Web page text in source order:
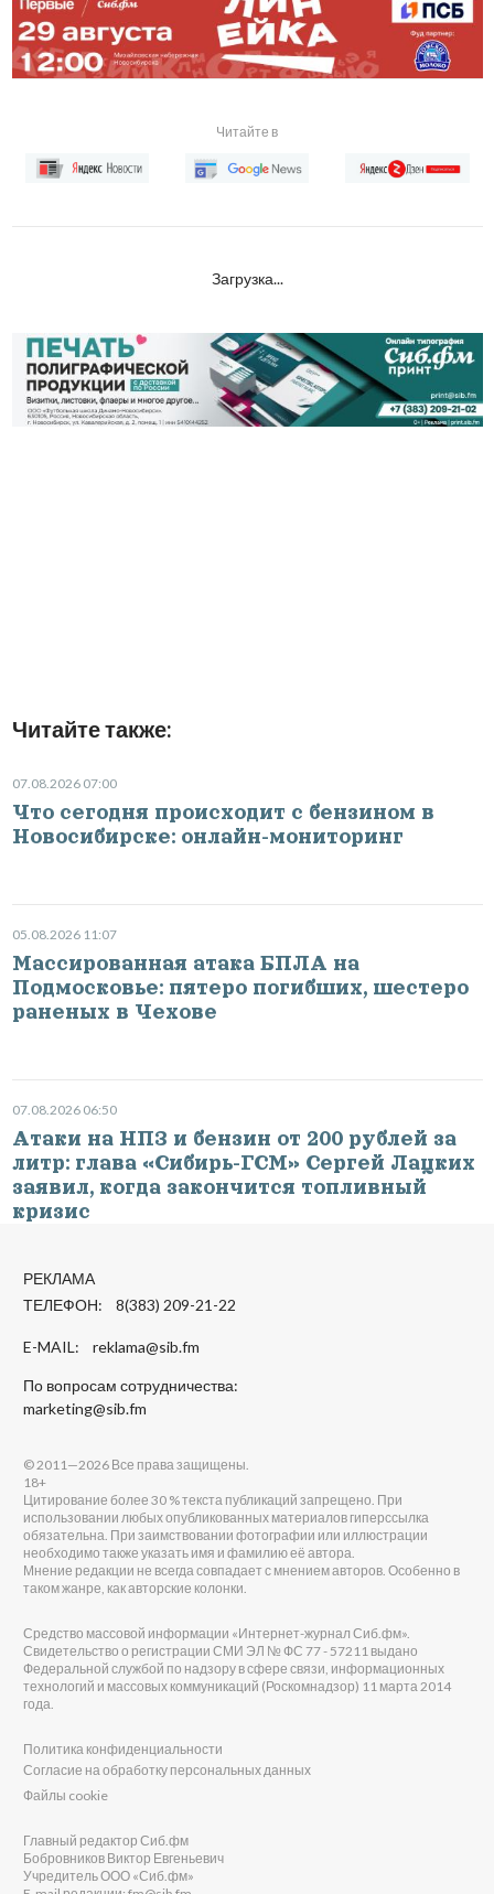
Читайте в
Загрузка...
Читайте также:
07.08.2026 07:00
Что сегодня происходит с бензином в
Новосибирске: онлайн-мониторинг
05.08.2026 11:07
Массированная атака БПЛА на
Подмосковье: пятеро погибших, шестеро
раненых в Чехове
07.08.2026 06:50
Атаки на НПЗ и бензин от 200 рублей за
литр: глава «Сибирь-ГСМ» Сергей Лацких
заявил, когда закончится топливный
кризис
РЕКЛАМА
ТЕЛЕФОН: 8(383) 209-21-22
E-MAIL: reklama@sib.fm
По вопросам сотрудничества:
marketing@sib.fm
© 2011—2026 Все права защищены.
18+
Цитирование более 30 % текста публикаций запрещено. При
использовании любых опубликованных материалов гиперссылка
обязательна. При заимствовании фотографии или иллюстрации
необходимо также указать имя и фамилию её автора.
Мнение редакции не всегда совпадает с мнением авторов. Особенно в
таком жанре, как авторские колонки.
Средство массовой информации «Интернет-журнал Сиб.фм».
Свидетельство о регистрации СМИ ЭЛ № ФС 77 - 57211 выдано
Федеральной службой по надзору в сфере связи, информационных
технологий и массовых коммуникаций (Роскомнадзор) 11 марта 2014
года.
Политика конфиденциальности
Согласие на обработку персональных данных
Файлы cookie
Главный редактор Сиб.фм
Бобровников Виктор Евгеньевич
Учредитель ООО «Сиб.фм»